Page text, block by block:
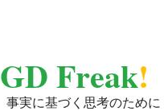
GD Freak!
事実に基づく思考のために